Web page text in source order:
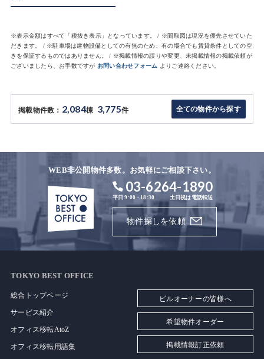
※表示金額はすべて「税抜き表示」となっています。 / ※間取図は現況を優先させていた
だきます。 / ※駐車場は建物設備としての有無のため、有の場合でも賃貸条件としての空
きを保証するものではありません。 / ※掲載情報の誤りや変更、未掲載情報の掲載依頼が
ございましたら、お手数ですが お問い合わせフォーム よりご連絡ください。
掲載物件数： 2,084棟 3,775件 全ての物件から探す
WEB非公開物件多数。お気軽にご相談下さい。
03-6264-1890
平日 9:00 - 18:30 土日祝は電話転送
物件探しを依頼
TOKYO BEST OFFICE
総合トップページ
サービス紹介
オフィス移転AtoZ
オフィス移転用語集
ビルオーナーの皆様へ
希望物件オーダー
掲載情報訂正依頼